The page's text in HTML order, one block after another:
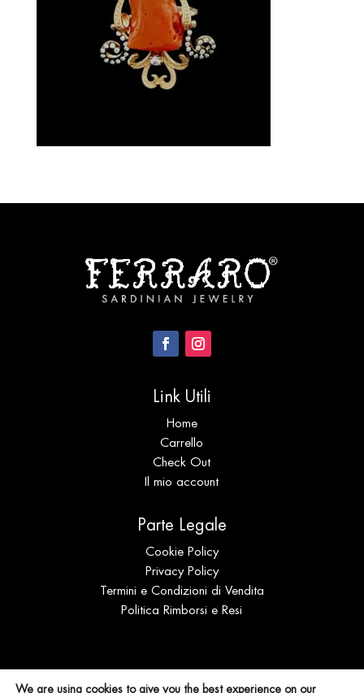
Link Utili
Home
Carrello
Check Out
Il mio account
Parte Legale
Cookie Policy
Privacy Policy
Termini e Condizioni di Vendita
Politica Rimborsi e Resi
We are using cookies to give you the best experience on our